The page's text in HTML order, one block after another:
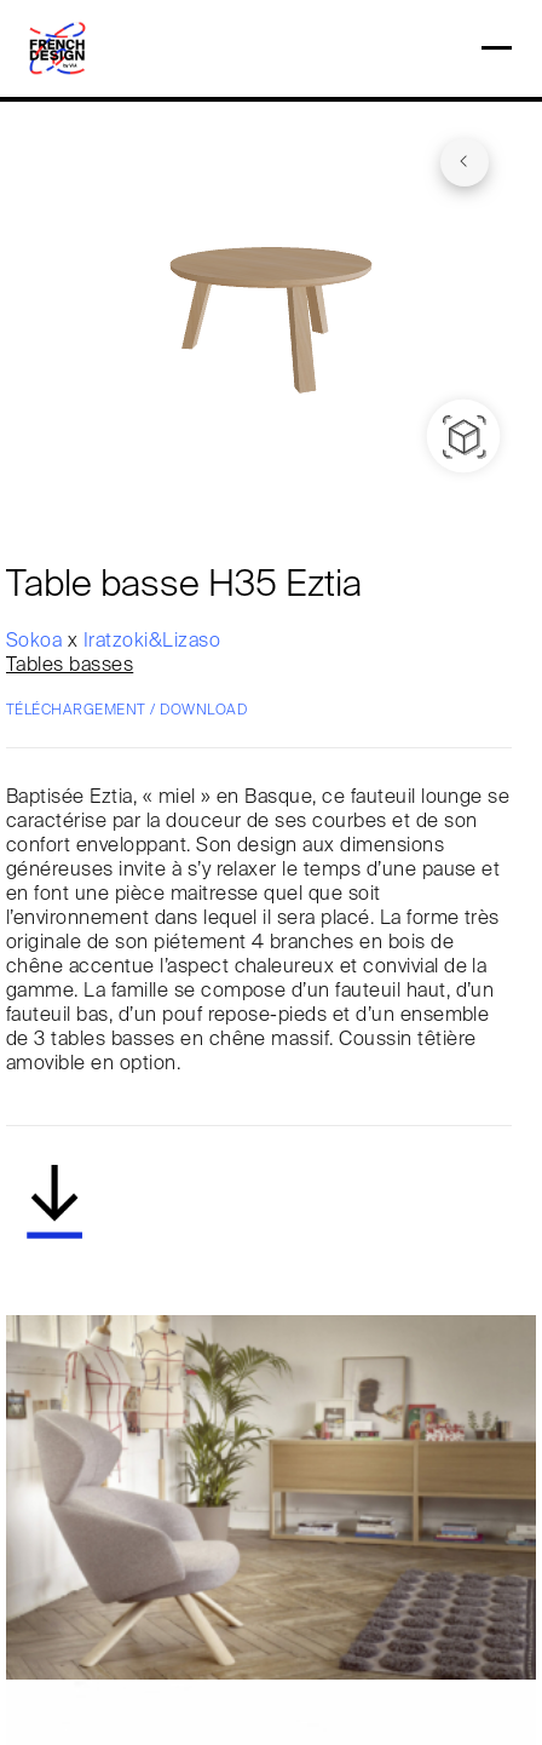
Table basse H35 Eztia
Sokoa x
Iratzoki&Lizaso
Tables basses
TÉLÉCHARGEMENT / DOWNLOAD
Baptisée Eztia, « miel » en Basque, ce fauteuil lounge se
caractérise par la douceur de ses courbes et de son
confort enveloppant. Son design aux dimensions
généreuses invite à s’y relaxer le temps d’une pause et
en font une pièce maitresse quel que soit
l’environnement dans lequel il sera placé. La forme très
originale de son piétement 4 branches en bois de
chêne accentue l’aspect chaleureux et convivial de la
gamme. La famille se compose d’un fauteuil haut, d’un
fauteuil bas, d’un pouf repose-pieds et d’un ensemble
de 3 tables basses en chêne massif. Coussin têtière
amovible en option.